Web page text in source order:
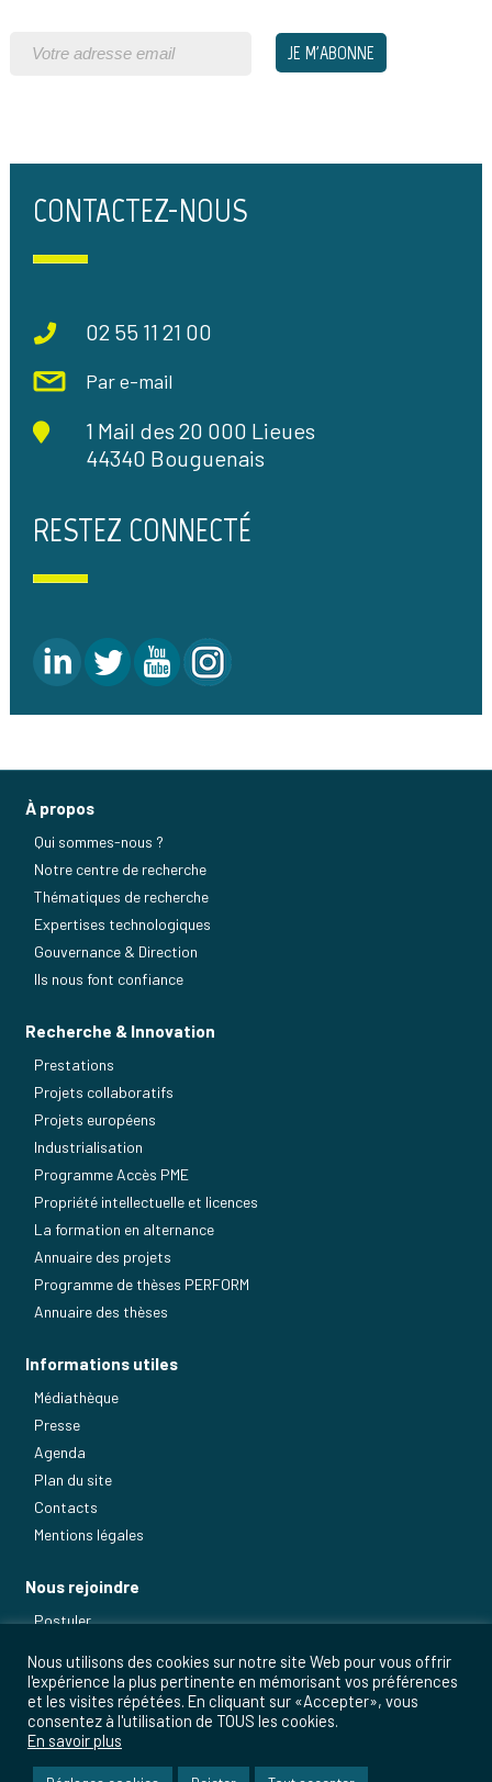
CONTACTEZ-NOUS
02 55 11 21 00
Par e-mail
1 Mail des 20 000 Lieues
44340 Bouguenais
RESTEZ CONNECTÉ
À propos
Qui sommes-nous ?
Notre centre de recherche
Thématiques de recherche
Expertises technologiques
Gouvernance & Direction
Ils nous font confiance
Recherche & Innovation
Prestations
Projets collaboratifs
Projets européens
Industrialisation
Programme Accès PME
Propriété intellectuelle et licences
La formation en alternance
Annuaire des projets
Programme de thèses PERFORM
Annuaire des thèses
Informations utiles
Médiathèque
Presse
Agenda
Plan du site
Contacts
Mentions légales
Nous rejoindre
Postuler
Nous utilisons des cookies sur notre site Web pour vous offrir
l'expérience la plus pertinente en mémorisant vos préférences
et les visites répétées. En cliquant sur «Accepter», vous
consentez à l'utilisation de TOUS les cookies.
En savoir plus